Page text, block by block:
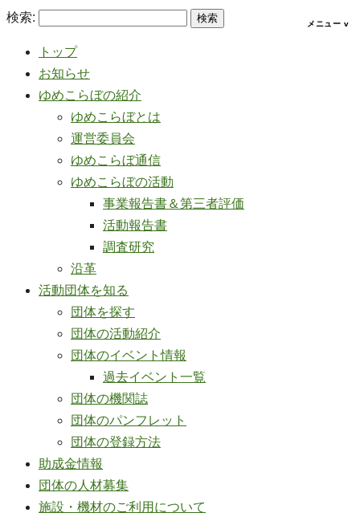
検索:
トップ
お知らせ
ゆめこらぼの紹介
ゆめこらぼとは
運営委員会
ゆめこらぼ通信
ゆめこらぼの活動
事業報告書＆第三者評価
活動報告書
調査研究
沿革
活動団体を知る
団体を探す
団体の活動紹介
団体のイベント情報
過去イベント一覧
団体の機関誌
団体のパンフレット
団体の登録方法
助成金情報
団体の人材募集
施設・機材のご利用について